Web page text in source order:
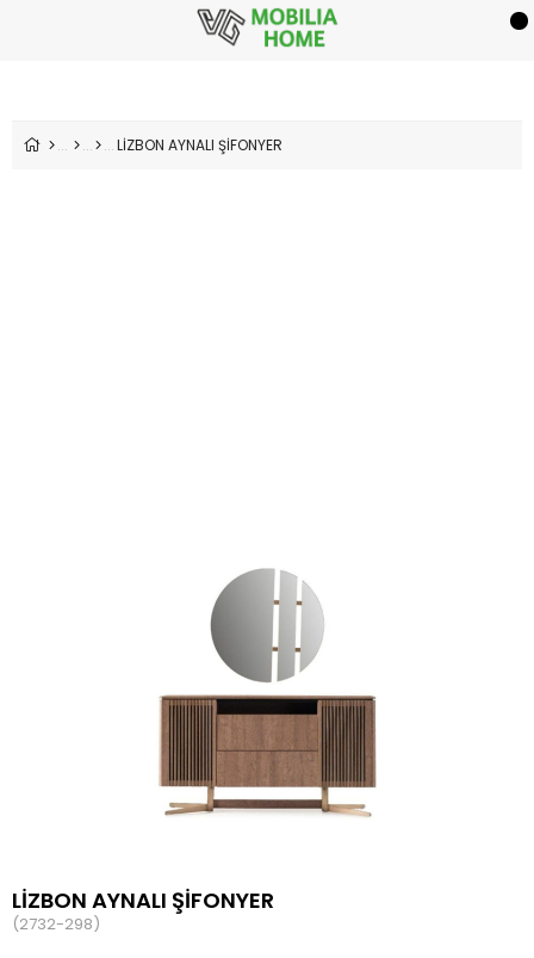
LİZBON AYNALI ŞİFONYER
LİZBON AYNALI ŞİFONYER
(2732-298)